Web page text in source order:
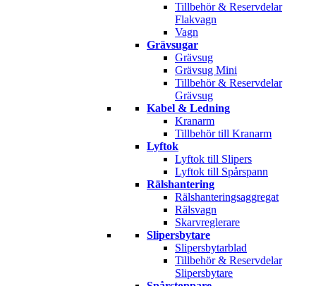
Tillbehör & Reservdelar
Flakvagn
Vagn
Grävsugar
Grävsug
Grävsug Mini
Tillbehör & Reservdelar
Grävsug
Kabel & Ledning
Kranarm
Tillbehör till Kranarm
Lyftok
Lyftok till Slipers
Lyftok till Spårspann
Rälshantering
Rälshanteringsaggregat
Rälsvagn
Skarvreglerare
Slipersbytare
Slipersbytarblad
Tillbehör & Reservdelar
Slipersbytare